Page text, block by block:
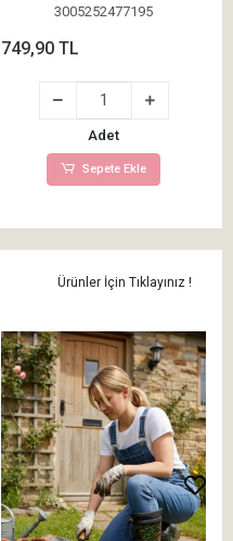
3005252477195
749,90 TL
Adet
Sepete Ekle
Ürünler İçin Tıklayınız !